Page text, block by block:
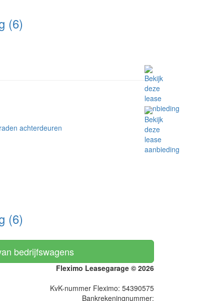
(6)
(6)
bedrijfswagens
Fleximo Leasegarage © 2026
KvK-nummer Fleximo: 54390575
Bankrekeningnummer: